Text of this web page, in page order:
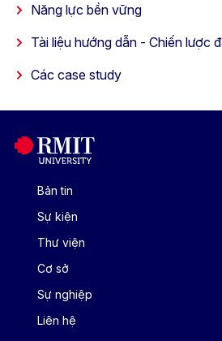
Năng lực bền vững
Tài liệu hướng dẫn - Chiến lược
Các case study
Bản tin
Sự kiện
Thư viện
Cơ sở
Sự nghiệp
Liên hệ